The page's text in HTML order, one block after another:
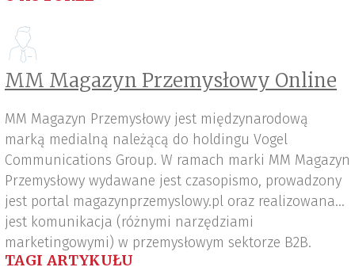
MM Magazyn Przemysłowy Online
MM Magazyn Przemysłowy jest międzynarodową
marką medialną należącą do holdingu Vogel
Communications Group. W ramach marki MM Magazyn
Przemysłowy wydawane jest czasopismo, prowadzony
jest portal magazynprzemyslowy.pl oraz realizowana
jest komunikacja (różnymi narzędziami
marketingowymi) w przemysłowym sektorze B2B.
TAGI ARTYKUŁU